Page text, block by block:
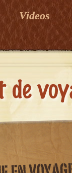
Videos